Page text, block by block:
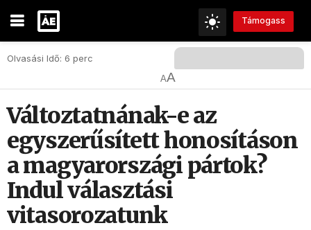
Támogass
Olvasási Idő: 6 perc
AA
Változtatnának-e az
egyszerűsített honosításon
a magyarországi pártok?
Indul választási
vitasorozatunk